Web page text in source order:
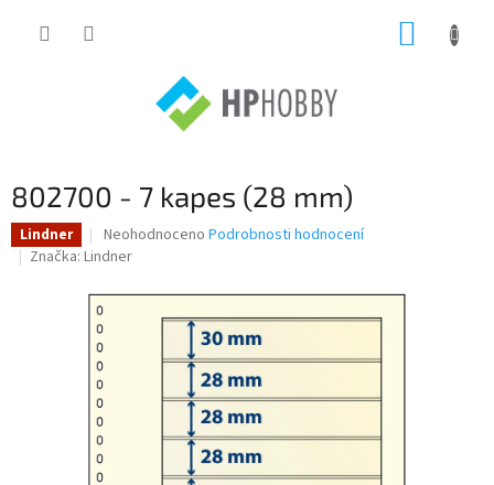
802700 - 7 kapes (28 mm)
Lindner
Průměrné
hodnocení
je
0,0
z
5
hvězdiček.
Neohodnoceno Podrobnosti hodnocení
Značka: Lindner